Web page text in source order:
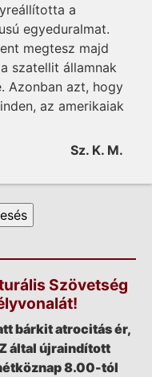
a
egyeduralmat.
megtesz majd
szatellit államnak
Azonban azt, hogy
az amerikaiak
Sz. K. M.
Szövetség
bárkit atrocitás ér,
által újraindított
8.00-tól